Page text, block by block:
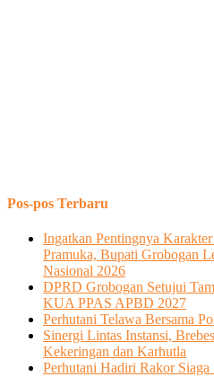
Pos-pos Terbaru
Ingatkan Pentingnya
Pramuka, Bupati Grobogan
Nasional 2026
DPRD Grobogan Setujui
KUA PPAS APBD 2027
Perhutani Telawa Bersama
Sinergi Lintas Instansi,
Kekeringan dan Karhutla
Perhutani Hadiri Rakor